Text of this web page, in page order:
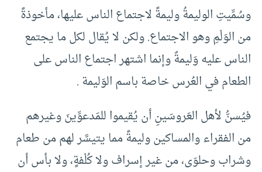
وسُمِّيتِ الوليمةُ وليمةً لاجتماع الناس عليها، مأخوذةً
من الوَلْمِ وهو الاجتماع. ولكن لا يُقال لكل ما يجتمع
الناس عليه وَليمةٌ وإنما اشتهر اجتماع الناس على
الطعام في العُرس خاصة باسم الوَليمة .
فيُسنُّ لأهل العَروسَينِ أن يُقيموا للمَدعوِّينَ وغيرهم
من الفقراء والمساكين وليمةً مما يتيسَّر لهم من طعام
وشراب وحلوَى، من غير إسراف ولا كُلْفةٍ، ولا بأس أن